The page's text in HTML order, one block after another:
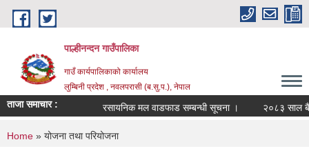
Skip to main content
पाल्हीनन्दन गाउँपालिका
गाउँ कार्यपालिकाको कार्यालय
लुम्बिनी प्रदेश , नवलपरासी (ब.सु.प.), नेपाल
ताजा समाचार : रसायनिक मल वाडफाड सम्बन्धी सूचना । २०८३ साल
You are here
Home » योजना तथा परियोजना